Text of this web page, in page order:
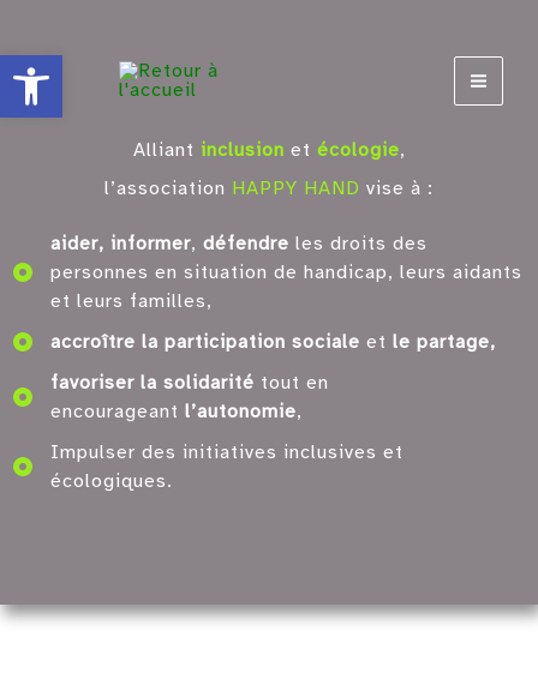
Ouvrir la barre d’outils
au
contenu
Alliant inclusion et écologie,
l’association HAPPY HAND vise à :
aider, informer, défendre les droits des
personnes en situation de handicap, leurs aidants
et leurs familles,
accroître la participation sociale et le partage,
favoriser la solidarité tout en
encourageant l’autonomie,
Impulser des initiatives inclusives et
écologiques.